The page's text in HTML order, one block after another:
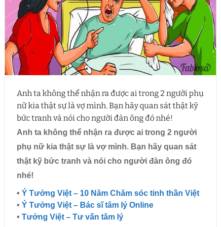
Anh ta không thể nhận ra được ai trong 2 người phụ
nữ kia thật sự là vợ mình. Bạn hãy quan sát thật kỹ
bức tranh và nói cho người đàn ông đó nhé!
Anh ta không thể nhận ra được ai trong 2 người
phụ nữ kia thật sự là vợ mình. Bạn hãy quan sát
thật kỹ bức tranh và nói cho người đàn ông đó
nhé!
• Ý Tưởng Việt – 10 Năm Chăm sóc tinh thần Việt
• Ý Tưởng Việt – Bác sĩ tâm lý Online
• Tưởng Việt – Tư vấn tâm lý